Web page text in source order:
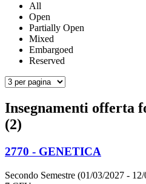
All
Open
Partially Open
Mixed
Embargoed
Reserved
Insegnamenti offerta
(2)
2770 - GENETICA
Secondo Semestre (01/03/2027 -